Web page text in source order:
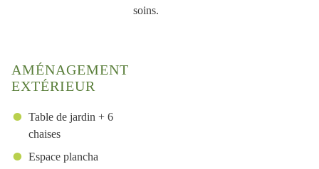
soins.
AMÉNAGEMENT
EXTÉRIEUR
Table de jardin + 6
chaises
Espace plancha